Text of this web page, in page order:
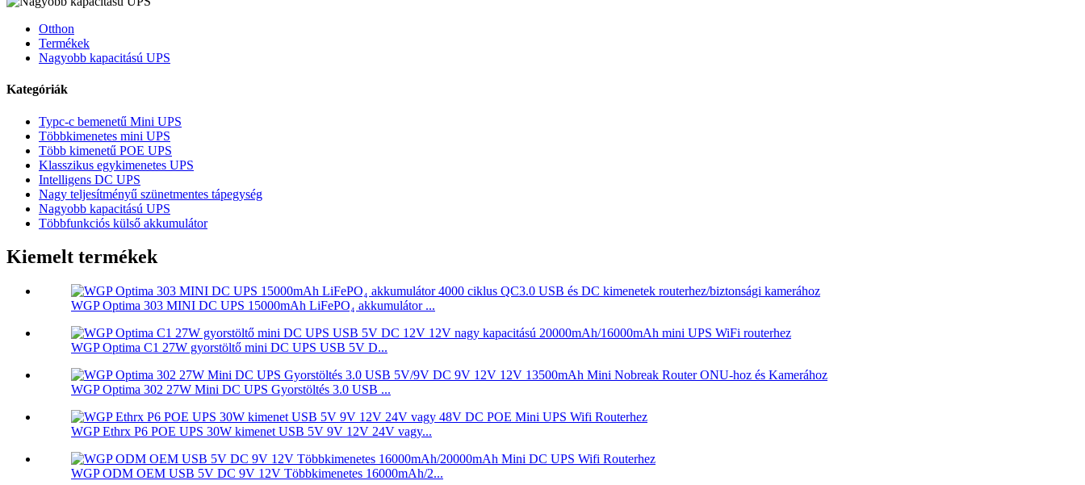
Otthon
Termékek
Nagyobb kapacitású UPS
Kategóriák
Typc-c bemenetű Mini UPS
Többkimenetes mini UPS
Több kimenetű POE UPS
Klasszikus egykimenetes UPS
Intelligens DC UPS
Nagy teljesítményű szünetmentes tápegység
Nagyobb kapacitású UPS
Többfunkciós külső akkumulátor
Kiemelt termékek
WGP Optima 303 MINI DC UPS 15000mAh LiFePO₄ akkumulátor ...
WGP Optima C1 27W gyorstöltő mini DC UPS USB 5V D...
WGP Optima 302 27W Mini DC UPS Gyorstöltés 3.0 USB ...
WGP Ethrx P6 POE UPS 30W kimenet USB 5V 9V 12V 24V vagy...
WGP ODM OEM USB 5V DC 9V 12V Többkimenetes 16000mAh/2...